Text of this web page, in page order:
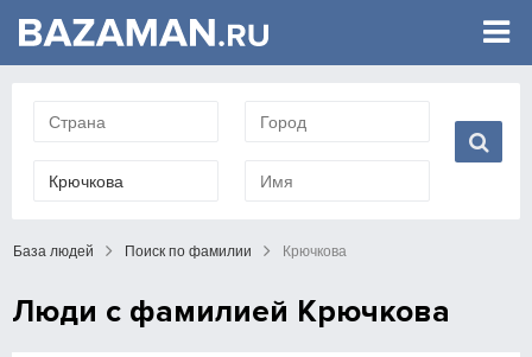
База людей Поиск по фамилии Крючкова
Люди с фамилией Крючкова